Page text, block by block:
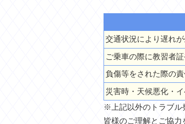
交通状況により遅れ
ご乗車の際に教習者
負傷等をされた際の
災害時・天候悪化・
※上記以外のトラブル
皆様のご理解とご協力